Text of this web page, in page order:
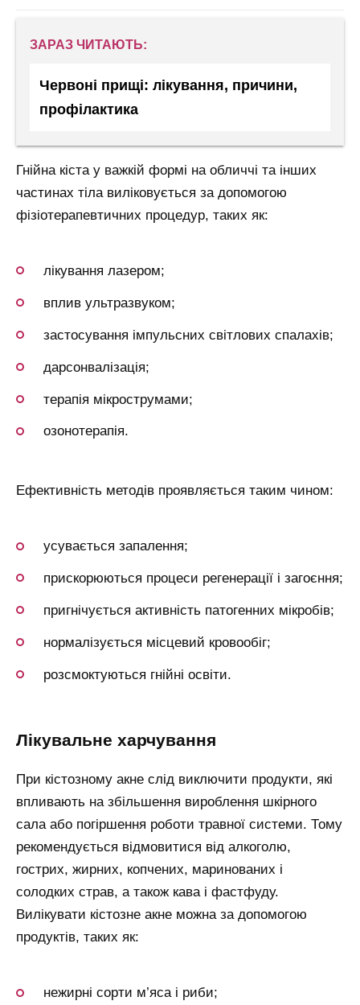
ЗАРАЗ ЧИТАЮТЬ:
Червоні прищі: лікування, причини,
профілактика
Гнійна кіста у важкій формі на обличчі та інших
частинах тіла виліковується за допомогою
фізіотерапевтичних процедур, таких як:
лікування лазером;
вплив ультразвуком;
застосування імпульсних світлових спалахів;
дарсонвалізація;
терапія мікрострумами;
озонотерапія.
Ефективність методів проявляється таким чином:
усувається запалення;
прискорюються процеси регенерації і загоєння;
пригнічується активність патогенних мікробів;
нормалізується місцевий кровообіг;
розсмоктуються гнійні освіти.
лікувальне харчування
При кістозному акне слід виключити продукти, які
впливають на збільшення вироблення шкірного
сала або погіршення роботи травної системи. Тому
рекомендується відмовитися від алкоголю,
гострих, жирних, копчених, маринованих і
солодких страв, а також кава і фастфуду.
Вилікувати кістозне акне можна за допомогою
продуктів, таких як:
нежирні сорти м’яса і риби;